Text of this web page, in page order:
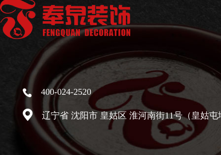
400-024-2520
辽宁省 沈阳市 皇姑区 淮河南街11号（皇姑